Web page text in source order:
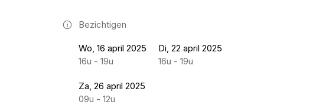
Bezichtigen
Wo, 16 april 2025
16u - 19u
Di, 22 april 2025
16u - 19u
Za, 26 april 2025
09u - 12u